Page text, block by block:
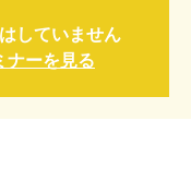
していません
ナーを見る